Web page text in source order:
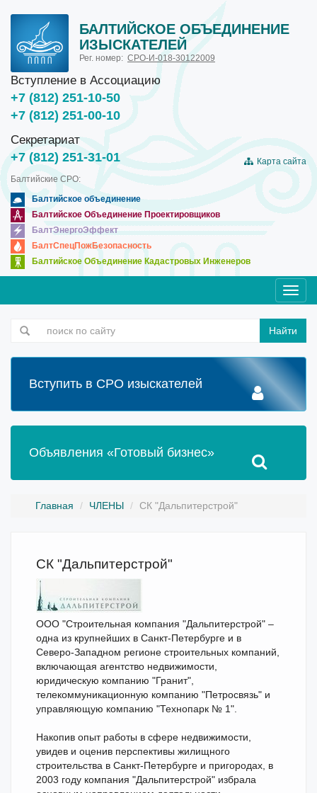
БАЛТИЙСКОЕ ОБЪЕДИНЕНИЕ
ИЗЫСКАТЕЛЕЙ
Рег. номер: СРО-И-018-30122009
Вступление в Ассоциацию
+7 (812) 251-10-50
+7 (812) 251-00-10
Секретариат
+7 (812) 251-31-01
Карта сайта
Балтийские СРО:
Балтийское объединение
Балтийское Объединение Проектировщиков
БалтЭнергоЭффект
БалтСпецПожБезопасность
Балтийское Объединение Кадастровых Инженеров
Найти
Вступить в СРО изыскателей
Объявления «Готовый бизнес»
Главная ЧЛЕНЫ СК "Дальпитерстрой"
СК "Дальпитерстрой"
ООО "Строительная компания "Дальпитерстрой" –
одна из крупнейших в Санкт-Петербурге и в
Северо-Западном регионе строительных компаний,
включающая агентство недвижимости,
юридическую компанию "Гранит",
телекоммуникационную компанию "Петросвязь" и
управляющую компанию "Технопарк № 1".
Накопив опыт работы в сфере недвижимости,
увидев и оценив перспективы жилищного
строительства в Санкт-Петербурге и пригородах, в
2003 году компания "Дальпитерстрой" избрала